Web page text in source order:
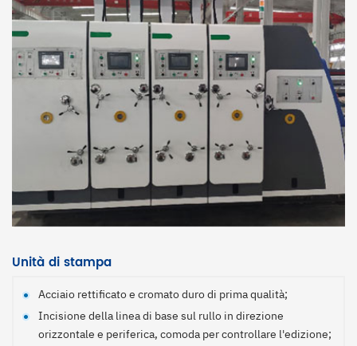
I deflettori destro e sinistro sono realizzati in acciaio
temperato rettificato e galvanizzato, il movimento è
regolato elettricamente da una vite in bronzo allo stagno,
dotata di funzione di gestione dell'ordine della carta che
consente di regolare il tempo di gestione dell'ordine per
soddisfare la produzione di carte diverse;
Spazzole antistatiche di qualità superiore per eliminare i
residui di carta dalla superficie del cartone e migliorare la
qualità di stampa.
Unità di stampa
Acciaio rettificato e cromato duro di prima qualità;
Incisione della linea di base sul rullo in direzione
orizzontale e periferica, comoda per controllare l'edizione;